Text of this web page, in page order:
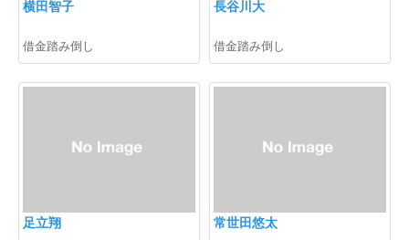
横田智子
借金踏み倒し
長谷川大
借金踏み倒し
足立翔 常世田悠太